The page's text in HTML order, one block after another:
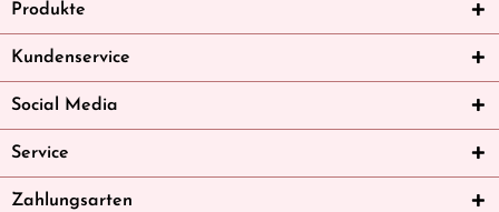
Produkte
Kundenservice
Social Media
Service
Zahlungsarten